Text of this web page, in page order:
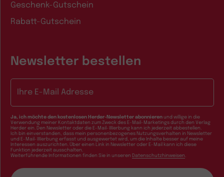
Geschenk-Gutschein
Rabatt-Gutschein
Newsletter bestellen
Ja, ich möchte den kostenlosen Herder-Newsletter abonnieren und willige in die
Verwendung meiner Kontaktdaten zum Zweck des E-Mail-Marketings durch den Verlag
Herder ein. Den Newsletter oder die E-Mail-Werbung kann ich jederzeit abbestellen.
Ich bin einverstanden, dass mein personenbezogenes Nutzungsverhalten in Newsletter
und E-Mail-Werbung erfasst und ausgewertet wird, um die Inhalte besser auf meine
Interessen auszurichten. Über einen Link in Newsletter oder E-Mail kann ich diese
Funktion jederzeit ausschalten.
Weiterführende Informationen finden Sie in unseren Datenschutzhinweisen